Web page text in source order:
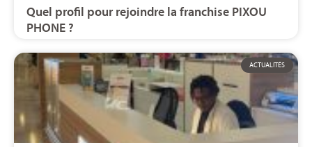
Quel profil pour rejoindre la franchise PIXOU
PHONE ?
ACTUALITÉS